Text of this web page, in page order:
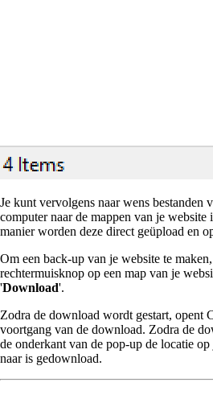
Je kunt vervolgens naar wens bestanden
computer naar de mappen van je
manier worden deze direct geüpload en
Om een back-up van je website te
rechtermuisknop op een map van je
'Download'.
Zodra de download wordt gestart, opent
voortgang van de download. Zodra de
de onderkant van de pop-up de locatie
naar is gedownload.